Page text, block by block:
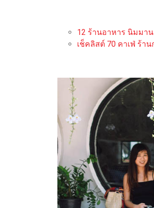
12 ร้านอาหาร นิมมาน
เช็คลิสต์ 70 คาเฟ่ ร้า